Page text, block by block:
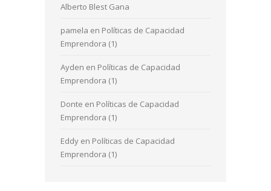
Alberto Blest Gana
pamela en Políticas de Capacidad
Emprendora (1)
Ayden en Políticas de Capacidad
Emprendora (1)
Donte en Políticas de Capacidad
Emprendora (1)
Eddy en Políticas de Capacidad
Emprendora (1)